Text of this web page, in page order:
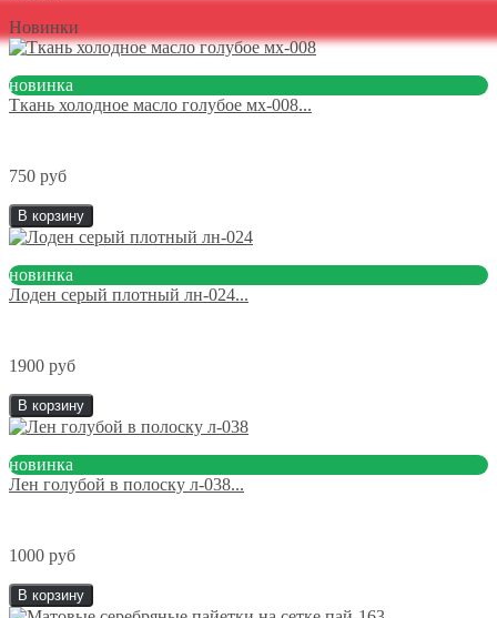
Новинки
новинка
Ткань холодное масло голубое мх-008...
750 руб
В корзину
новинка
Лоден серый плотный лн-024...
1900 руб
В корзину
новинка
Лен голубой в полоску л-038...
1000 руб
В корзину